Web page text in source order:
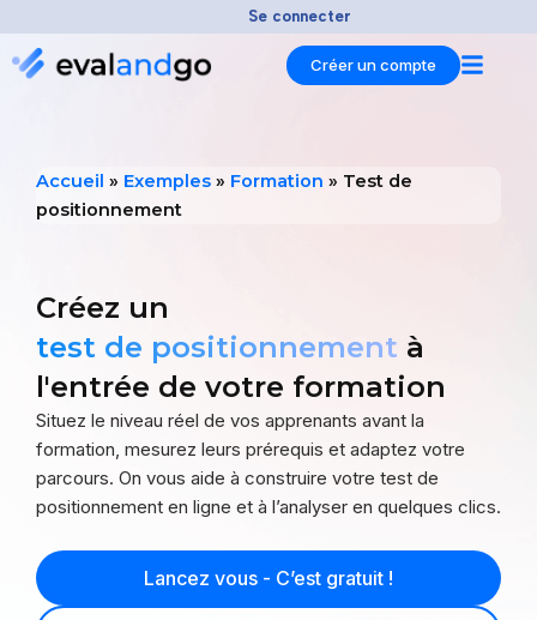
contenu
Se connecter
Créer un compte
Accueil » Exemples » Formation » Test de
positionnement
Créez un
test de positionnement à
l'entrée de votre formation
Situez le niveau réel de vos apprenants avant la
formation, mesurez leurs prérequis et adaptez votre
parcours. On vous aide à construire votre test de
positionnement en ligne et à l’analyser en quelques clics.
Lancez vous - C’est gratuit !